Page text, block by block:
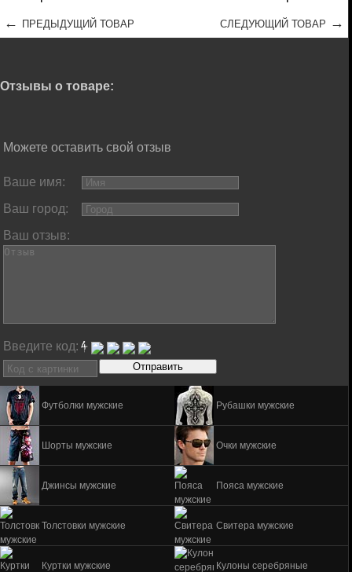
Футболки мужские Рубашки мужские
Шорты мужские Очки мужские
Джинсы мужские Пояса мужские
Толстовки мужские Свитера мужские
Куртки мужские Кулоны серебряные
← ПРЕДЫДУЩИЙ ТОВАР СЛЕДУЮЩИЙ ТОВАР →
Отзывы о товаре:
Можете оставить свой отзыв
Ваше имя:
Ваш город:
Ваш отзыв:
Введите код: